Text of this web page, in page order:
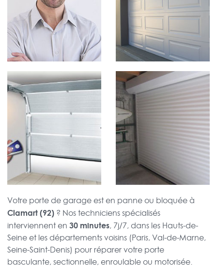
Votre porte de garage est en panne ou bloquée à
Clamart (92) ? Nos techniciens spécialisés
interviennent en 30 minutes, 7j/7, dans les Hauts-de-
Seine et les départements voisins (Paris, Val-de-Marne,
Seine-Saint-Denis) pour réparer votre porte
basculante, sectionnelle, enroulable ou motorisée.